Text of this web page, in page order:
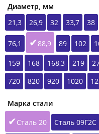
Диаметр, мм
21,3
26,9 32 33,7 38
76,1 88,9 89 102
159 168 168,3 219
720
820 920 1020
Марка стали
Сталь 20
Сталь 09Г2С